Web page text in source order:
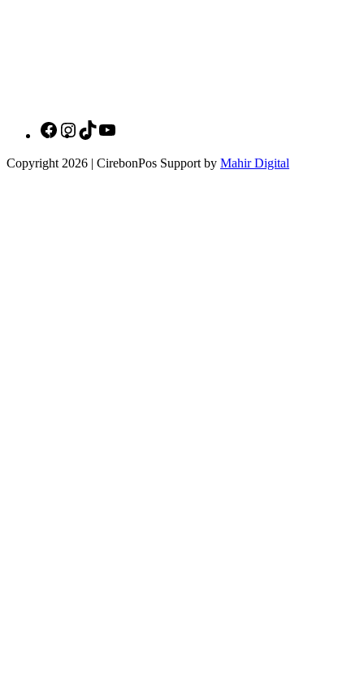
Copyright 2026 | CirebonPos Support by Mahir Digital